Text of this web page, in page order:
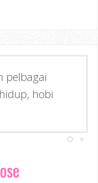
pelbagai
hobi